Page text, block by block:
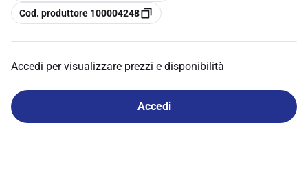
copia
Cod. produttore 100004248
Accedi per visualizzare prezzi e disponibilità
Accedi